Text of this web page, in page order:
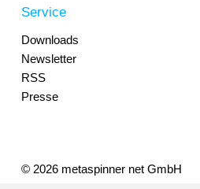
Service
Downloads
Newsletter
RSS
Presse
© 2026 metaspinner net GmbH